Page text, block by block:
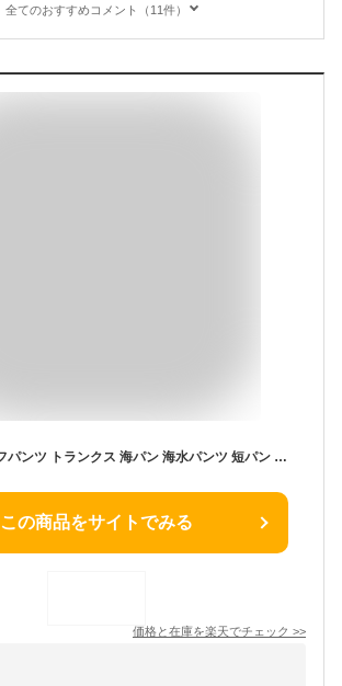
全てのおすすめコメント（11件）
水着 メンズ サーフパンツ トランクス 海パン 海水パンツ 短パン ショートパンツ ボードショーツ サポーター付き ジッパーポケット 海パン 海水パンツ 短パン ショートパンツ 大きいサイズ 膝丈 ひざ丈 ロング ミドル おしゃれ 大人 送料無料 28 30 32
この商品をサイトでみる
価格と在庫を楽天でチェック >>